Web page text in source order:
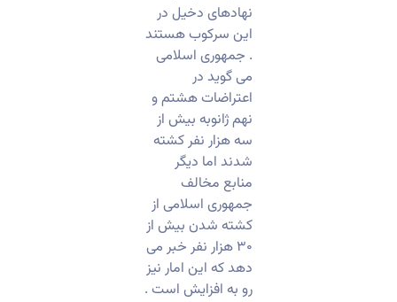
نهادهای دخیل در
این سرکوب هستند
. جمهوری اسلامی
می گوید در
اعتراضات هشتم و
نهم ژانوبه بیش از
سه هزار نفر کشته
شدند اما دیگر
منابع مخالف
جمهوری اسلامی از
کشته شدن بیش از
۳۰ هزار نفر خبر می
دهد که این امار نیز
رو به افزایش است .